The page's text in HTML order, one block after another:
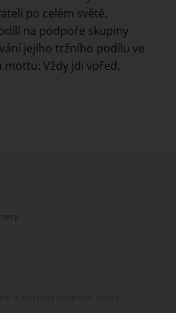
po celém světě.
na podpoře skupiny
jejího tržního podílu ve
mottu: Vždy jdi vpřed,